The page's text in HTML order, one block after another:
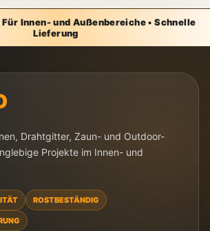
Innen- und Außenbereiche • Schnelle
Lieferung
Drahtgitter, Zaun- und Outdoor-
Projekte im Innen- und
ROSTBESTÄNDIG